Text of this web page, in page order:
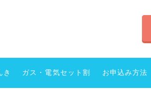
き ガス・電気セット割 お申込み方法